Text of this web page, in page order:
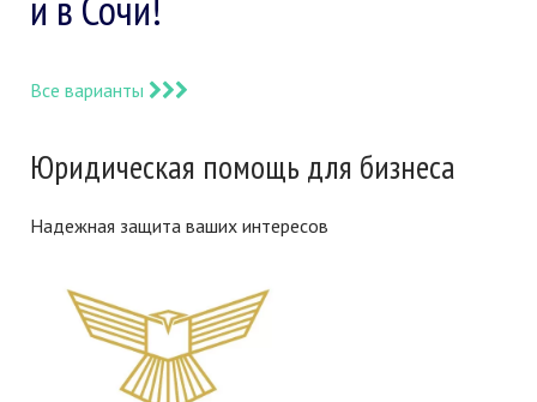
Все варианты
Юридическая помощь для бизнеса
Надежная защита ваших интересов